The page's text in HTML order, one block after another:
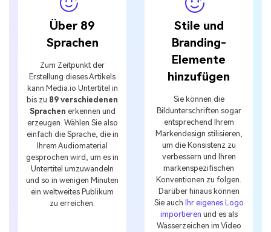
Über 89
Sprachen
Zum Zeitpunkt der
Erstellung dieses Artikels
kann Media.io Untertitel in
bis zu 89 verschiedenen
Sprachen erkennen und
erzeugen. Wählen Sie also
einfach die Sprache, die in
Ihrem Audiomaterial
gesprochen wird, um es in
Untertitel umzuwandeln
und so in wenigen Minuten
ein weltweites Publikum
zu erreichen.
Stile und
Branding-
Elemente
hinzufügen
Sie können die
Bildunterschriften sogar
entsprechend Ihrem
Markendesign stilisieren,
um die Konsistenz zu
verbessern und Ihren
markenspezifischen
Konventionen zu folgen.
Darüber hinaus können
Sie auch Ihr eigenes Logo
importieren und es als
Wasserzeichen im Video